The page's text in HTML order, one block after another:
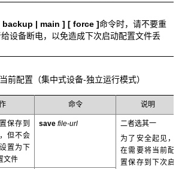
backup | main ] [ force ]命令时，请不要重
设备断电，以免造成下次启动配置文件丢
前配置（集中式设备-独立运行模式）
命令 说明
保存到
但不会
置为下
文件
save file-url
二者选其一
为了安全起见，
在需要将当前配
置保存到下次启